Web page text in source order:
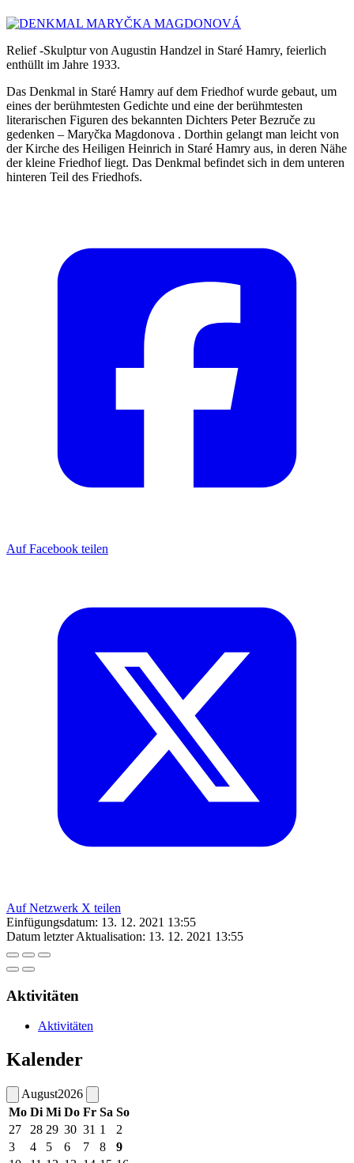
Relief -Skulptur von Augustin Handzel in Staré Hamry, feierlich
enthüllt im Jahre 1933.
Das Denkmal in Staré Hamry auf dem Friedhof wurde gebaut, um
eines der berühmtesten Gedichte und eine der berühmtesten
literarischen Figuren des bekannten Dichters Peter Bezruče zu
gedenken – Maryčka Magdonova . Dorthin gelangt man leicht von
der Kirche des Heiligen Heinrich in Staré Hamry aus, in deren Nähe
der kleine Friedhof liegt. Das Denkmal befindet sich in dem unteren
hinteren Teil des Friedhofs.
Auf Facebook teilen
Auf Netzwerk X teilen
Einfügungsdatum: 13. 12. 2021 13:55
Datum letzter Aktualisation: 13. 12. 2021 13:55
Aktivitäten
Aktivitäten
Kalender
August2026
Mo Di Mi Do Fr Sa So
27
28 29 30 31 1
2
3
4 5 6 7 8
9